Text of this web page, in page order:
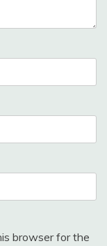
browser for the